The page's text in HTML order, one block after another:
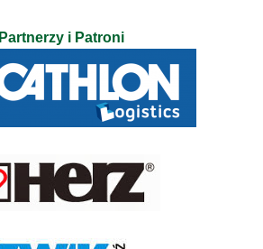
Partnerzy i Patroni